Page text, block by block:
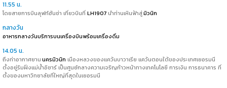
11.55 น.
โดยสายการบินลุฟท์ฮันซ่า เที่ยวบินที่LH1907นำท่านเหินฟ้าสู่มิวนิก
กลางวัน
อาหารกลางวันบริการบนเครื่องบินพร้อมเครื่องดื่ม
14.05 น.
ถึงท่าอากาศยานนครมิวนิก เมืองหลวงของแคว้นบาวาเรีย แคว้นตอนใต้ของประเทศเยอรมนี
ตั้งอยู่ริมฝั่งแม่น้ำอิซาร์ เป็นศูนย์กลางความเจริญก้าวหน้าทางเทคโนโลยี การเงิน การธนาคาร ที่
ตั้งของมหาวิทยาลัยที่ใหญ่ที่สุดในเยอรมนี